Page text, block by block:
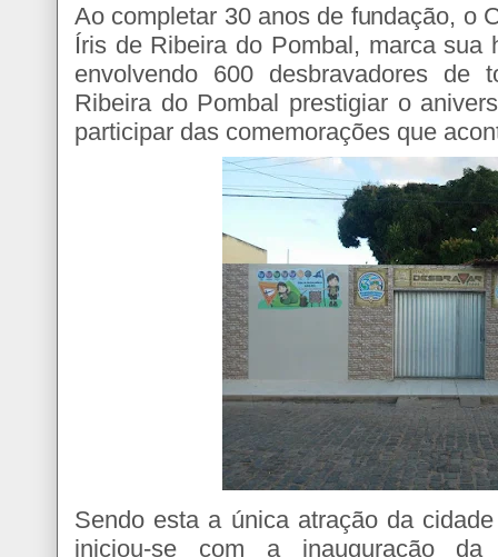
Ao completar 30 anos de fundação, o
Íris de Ribeira do Pombal, marca sua
envolvendo 600 desbravadores
Ribeira do Pombal prestigiar o
participar das comemorações que
Sendo esta a única atração da
iniciou-se com a inauguração da